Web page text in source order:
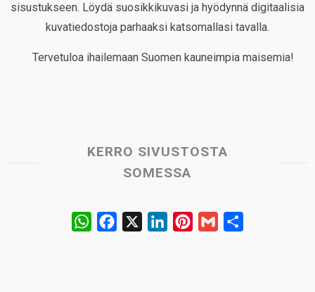
sisustukseen. Löydä suosikkikuvasi ja hyödynnä digitaalisia
kuvatiedostoja parhaaksi katsomallasi tavalla.
Tervetuloa ihailemaan Suomen kauneimpia maisemia!
KERRO SIVUSTOSTA
SOMESSA
W